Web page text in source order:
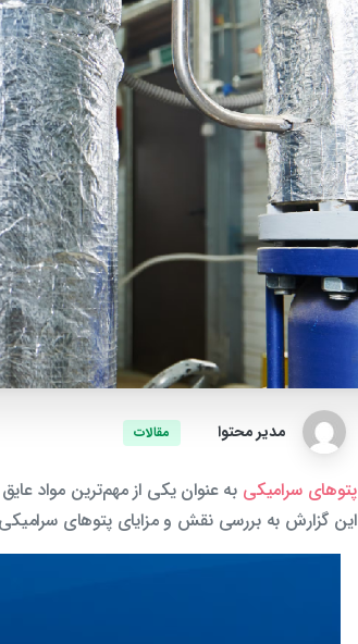
مدیر محتوا مقالات
پتوهای سرامیکی به عنوان یکی از مهم‌ترین مواد
این گزارش به بررسی نقش و مزایای پتوهای سرامیکی،